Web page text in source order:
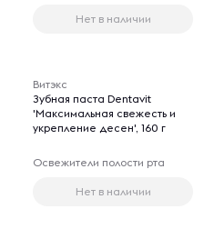
Нет в наличии
Витэкс
Зубная паста Dentavit
'Максимальная свежесть и
укрепление десен', 160 г
Освежители полости рта
Нет в наличии